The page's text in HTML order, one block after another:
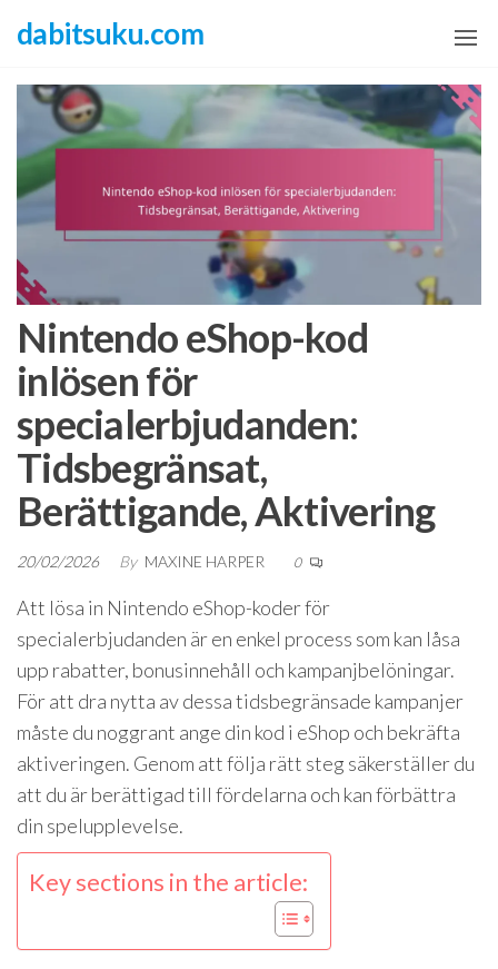
content
dabitsuku.com
Nintendo eShop-kod
inlösen för
specialerbjudanden:
Tidsbegränsat,
Berättigande, Aktivering
20/02/2026 By MAXINE HARPER 0
Att lösa in Nintendo eShop-koder för
specialerbjudanden är en enkel process som kan låsa
upp rabatter, bonusinnehåll och kampanjbelöningar.
För att dra nytta av dessa tidsbegränsade kampanjer
måste du noggrant ange din kod i eShop och bekräfta
aktiveringen. Genom att följa rätt steg säkerställer du
att du är berättigad till fördelarna och kan förbättra
din spelupplevelse.
Key sections in the article: